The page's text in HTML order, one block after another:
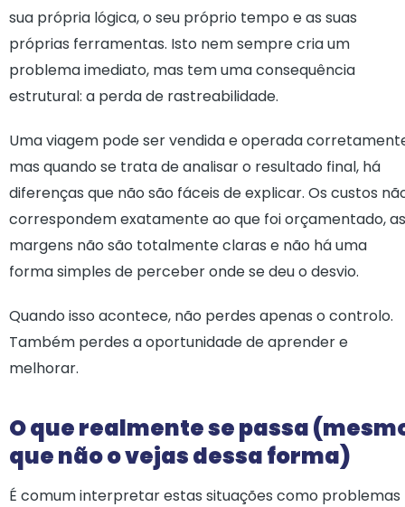
sua própria lógica, o seu próprio tempo e as suas
próprias ferramentas. Isto nem sempre cria um
problema imediato, mas tem uma consequência
estrutural: a perda de rastreabilidade.
Uma viagem pode ser vendida e operada
mas quando se trata de analisar o resultado final, há
diferenças que não são fáceis de explicar. Os custos
correspondem exatamente ao que foi orçamentado, as
margens não são totalmente claras e não há uma
forma simples de perceber onde se deu o desvio.
Quando isso acontece, não perdes apenas o controlo.
Também perdes a oportunidade de aprender e
melhorar.
O que realmente se passa
que não o vejas dessa forma)
É comum interpretar estas situações como problemas